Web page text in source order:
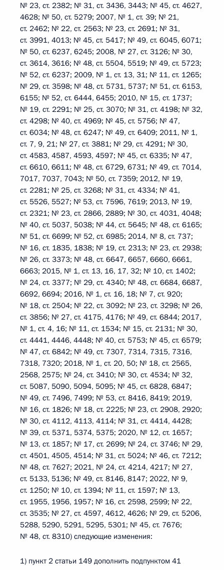
№ 23, ст. 2382; № 31, ст. 3436, 3443; № 45, ст. 4627,
4628; № 50, ст. 5279; 2007, № 1, ст. 39; № 21,
ст. 2462; № 22, ст. 2563; № 23, ст. 2691; № 31,
ст. 3991, 4013; № 45, ст. 5417; № 49, ст. 6045, 6071;
№ 50, ст. 6237, 6245; 2008, № 27, ст. 3126; № 30,
ст. 3614, 3616; № 48, ст. 5504, 5519; № 49, ст. 5723;
№ 52, ст. 6237; 2009, № 1, ст. 13, 31; № 11, ст. 1265;
№ 29, ст. 3598; № 48, ст. 5731, 5737; № 51, ст. 6153,
6155; № 52, ст. 6444, 6455; 2010, № 15, ст. 1737;
№ 19, ст. 2291; № 25, ст. 3070; № 31, ст. 4198; № 32,
ст. 4298; № 40, ст. 4969; № 45, ст. 5756; № 47,
ст. 6034; № 48, ст. 6247; № 49, ст. 6409; 2011, № 1,
ст. 7, 9, 21; № 27, ст. 3881; № 29, ст. 4291; № 30,
ст. 4583, 4587, 4593, 4597; № 45, ст. 6335; № 47,
ст. 6610, 6611; № 48, ст. 6729, 6731; № 49, ст. 7014,
7017, 7037, 7043; № 50, ст. 7359; 2012, № 19,
ст. 2281; № 25, ст. 3268; № 31, ст. 4334; № 41,
ст. 5526, 5527; № 53, ст. 7596, 7619; 2013, № 19,
ст. 2321; № 23, ст. 2866, 2889; № 30, ст. 4031, 4048;
№ 40, ст. 5037, 5038; № 44, ст. 5645; № 48, ст. 6165;
№ 51, ст. 6699; № 52, ст. 6985; 2014, № 8, ст. 737;
№ 16, ст. 1835, 1838; № 19, ст. 2313; № 23, ст. 2938;
№ 26, ст. 3373; № 48, ст. 6647, 6657, 6660, 6661,
6663; 2015, № 1, ст. 13, 16, 17, 32; № 10, ст. 1402;
№ 24, ст. 3377; № 29, ст. 4340; № 48, ст. 6684, 6687,
6692, 6694; 2016, № 1, ст. 16, 18; № 7, ст. 920;
№ 18, ст. 2504; № 22, ст. 3092; № 23, ст. 3298; № 26,
ст. 3856; № 27, ст. 4175, 4176; № 49, ст. 6844; 2017,
№ 1, ст. 4, 16; № 11, ст. 1534; № 15, ст. 2131; № 30,
ст. 4441, 4446, 4448; № 40, ст. 5753; № 45, ст. 6579;
№ 47, ст. 6842; № 49, ст. 7307, 7314, 7315, 7316,
7318, 7320; 2018, № 1, ст. 20, 50; № 18, ст. 2565,
2568, 2575; № 24, ст. 3410; № 30, ст. 4534; № 32,
ст. 5087, 5090, 5094, 5095; № 45, ст. 6828, 6847;
№ 49, ст. 7496, 7499; № 53, ст. 8416, 8419; 2019,
№ 16, ст. 1826; № 18, ст. 2225; № 23, ст. 2908, 2920;
№ 30, ст. 4112, 4113, 4114; № 31, ст. 4414, 4428;
№ 39, ст. 5371, 5374, 5375; 2020, № 12, ст. 1657;
№ 13, ст. 1857; № 17, ст. 2699; № 24, ст. 3746; № 29,
ст. 4501, 4505, 4514; № 31, ст. 5024; № 46, ст. 7212;
№ 48, ст. 7627; 2021, № 24, ст. 4214, 4217; № 27,
ст. 5133, 5136; № 49, ст. 8146, 8147; 2022, № 9,
ст. 1250; № 10, ст. 1394; № 11, ст. 1597; № 13,
ст. 1955, 1956, 1957; № 16, ст. 2598, 2599; № 22,
ст. 3535; № 27, ст. 4597, 4612, 4626; № 29, ст. 5206,
5288, 5290, 5291, 5295, 5301; № 45, ст. 7676;
№ 48, ст. 8310) следующие изменения:
1) пункт 2 статьи 149 дополнить подпунктом 41